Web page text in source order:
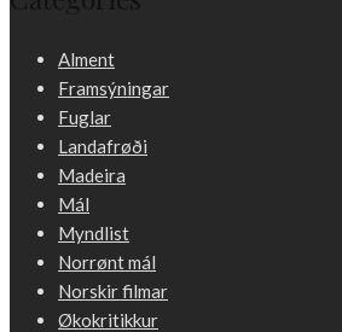
Alment
Framsýningar
Fuglar
Landafrøði
Madeira
Mál
Myndlist
Norrønt mál
Norskir filmar
Økokritikkur